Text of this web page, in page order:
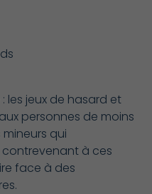
les jeux de hasard et
personnes de moins
mineurs qui
à ces
face à des